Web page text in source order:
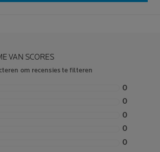
VAN SCORES
om recensies te filteren
0
0
0
0
0